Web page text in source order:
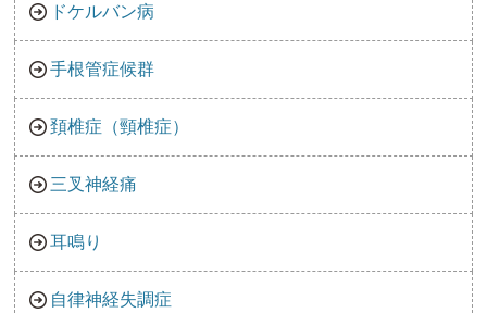
ドケルバン病
手根管症候群
頚椎症（頸椎症）
三叉神経痛
耳鳴り
自律神経失調症